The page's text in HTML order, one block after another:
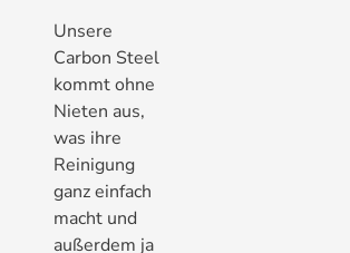
Unsere
Carbon Steel
kommt ohne
Nieten aus,
was ihre
Reinigung
ganz einfach
macht und
außerdem ja